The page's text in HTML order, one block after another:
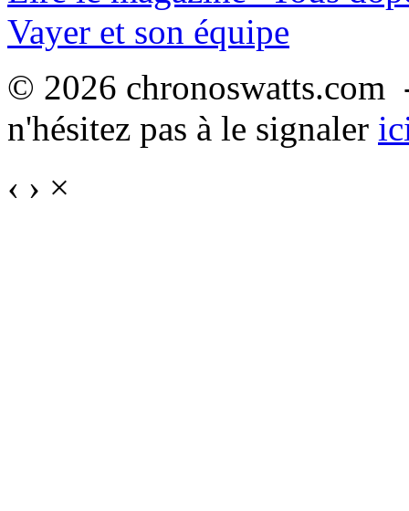
Vayer et son équipe
© 2026
n'hésitez pas à le signaler
‹ › ×